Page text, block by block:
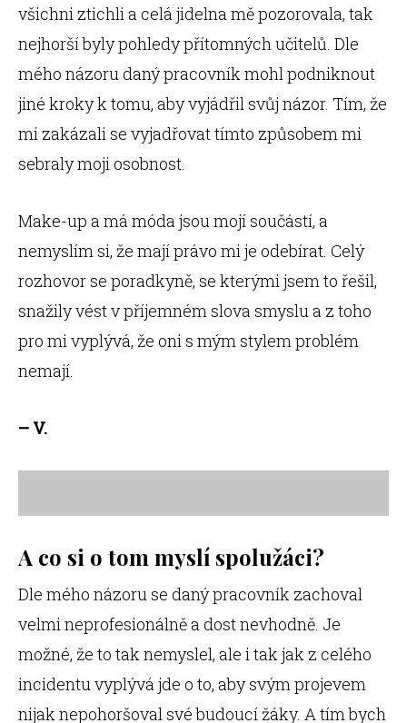
všichni ztichli a celá jidelna mě pozorovala, tak
nejhorší byly pohledy přítomných učitelů. Dle
mého názoru daný pracovník mohl podniknout
jiné kroky k tomu, aby vyjádřil svůj názor. Tím, že
mi zakázali se vyjadřovat tímto způsobem mi
sebraly moji osobnost.
Make-up a má móda jsou mojí součástí, a
nemyslím si, že mají právo mi je odebírat. Celý
rozhovor se poradkyně, se kterými jsem to řešil,
snažily vést v příjemném slova smyslu a z toho
pro mi vyplývá, že oni s mým stylem problém
nemají.
– V.
A co si o tom myslí spolužáci?
Dle mého názoru se daný pracovník zachoval
velmi neprofesionálně a dost nevhodně. Je
možné, že to tak nemyslel, ale i tak jak z celého
incidentu vyplývá jde o to, aby svým projevem
nijak nepohoršoval své budoucí žáky. A tím bych